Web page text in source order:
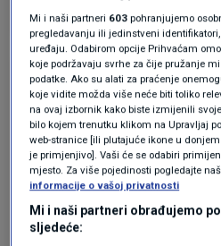
Keko
Gnjida se šeta po svijetu
Ukrajina sve manja i manja!
zztop
Mi i naši partneri 603 pohranjujemo
pregledavanju ili jedinstveni
uređaju. Odabirom opcije Prihvaćam
koje podržavaju svrhe za čije pružanje
podatke. Ako su alati za praćenje
koje vidite možda više neće biti toliko
na ovaj izbornik kako biste izmijenili
bilo kojem trenutku klikom na Upravljaj
web-stranice [ili plutajuće ikone u
je primjenjivo]. Vaši će se odabiri
mjesto. Za više pojedinosti pogledajte
informacije o vašoj privatnosti
Mi i naši partneri obrađujemo
sljedeće: